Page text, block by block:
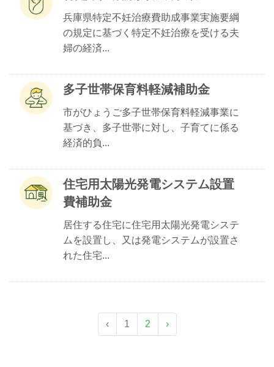
兵庫県特定不妊治療費助成事業実施要綱
の規定に基づく特定不妊治療を受ける夫
婦の経済...
多子世帯保育料軽減補助金
市がひょうご多子世帯保育料軽減事業に
基づき、多子世帯に対し、子育てに係る
経済的負...
住宅用太陽光発電システム設置
費補助金
居住する住宅に住宅用太陽光発電システ
ムを設置し、又は発電システムが設置さ
れた住宅...
‹ 1 2 ›